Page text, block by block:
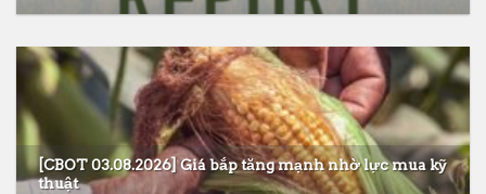
[CBOT 03.08.2026] Giá bắp tăng mạnh nhờ lực mua kỹ
thuật